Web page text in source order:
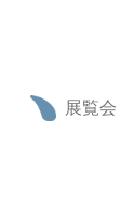
展覧会